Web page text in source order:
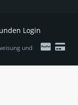
Login
und